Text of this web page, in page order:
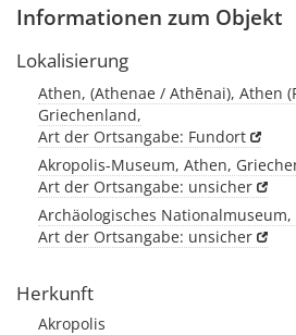
Informationen zum Objekt
Lokalisierung
Athen, (Athenae / Athēnai), Athen
Griechenland,
Art der Ortsangabe: Fundort
Akropolis-Museum, Athen,
Art der Ortsangabe: unsicher
Archäologisches
Art der Ortsangabe: unsicher
Herkunft
Akropolis